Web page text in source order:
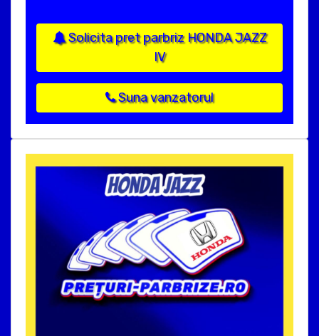
Solicita pret parbriz HONDA JAZZ
IV
Suna vanzatorul